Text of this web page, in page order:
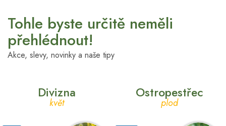
Tohle byste určitě neměli
přehlédnout!
Akce, slevy, novinky a naše tipy
Divizna
květ
Ostropestřec
plod